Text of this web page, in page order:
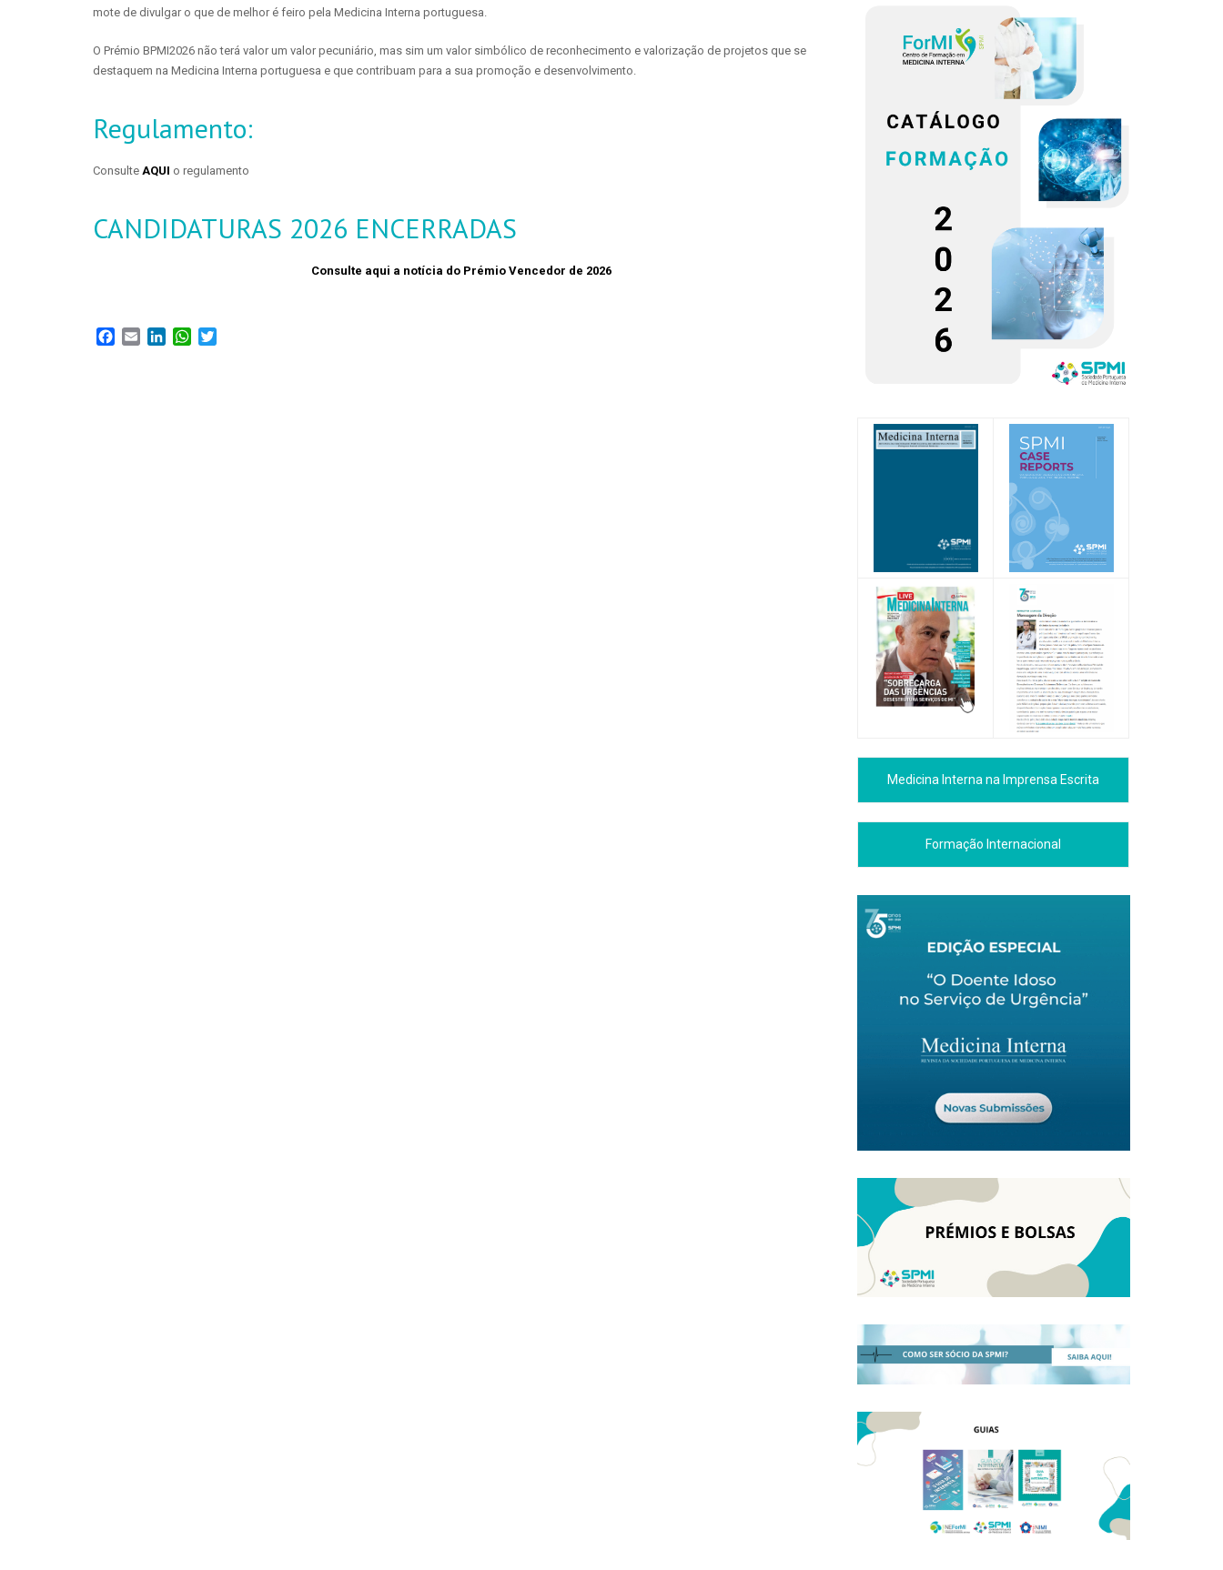
mote de divulgar o que de melhor é feiro pela Medicina Interna portuguesa.
O Prémio BPMI2026 não terá valor um valor pecuniário, mas sim um valor simbólico de reconhecimento e valorização de projetos que se
destaquem na Medicina Interna portuguesa e que contribuam para a sua promoção e desenvolvimento.
Regulamento:
Consulte AQUI o regulamento
CANDIDATURAS 2026 ENCERRADAS
Consulte aqui a notícia do Prémio Vencedor de 2026
Facebook
Email LinkedInWhatsApp
Medicina Interna na Imprensa Escrita
Formação Internacional